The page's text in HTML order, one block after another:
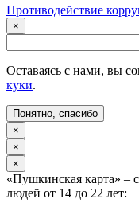
Противодействие
×
Оставаясь с нами, вы
куки.
Понятно, спасибо
×
×
×
«Пушкинская карта» –
людей от 14 до 22 лет: